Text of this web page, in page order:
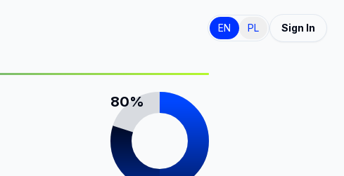
EN PL Sign In
80%